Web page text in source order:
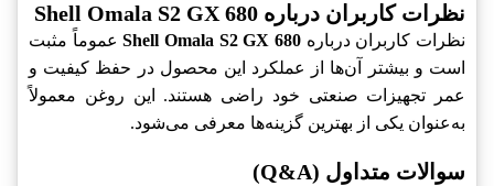
نظرات کاربران درباره Shell Omala S2 GX 680
نظرات کاربران درباره Shell Omala S2 GX 680عموماً مثبت
است و بیشتر آن‌ها از عملکرد این محصول در حفظ کیفیت و
عمر تجهیزات صنعتی خود راضی هستند. این روغن معمولاً
به‌عنوان یکی از بهترین گزینه‌ها معرفی می‌شود.
سوالات متداول (Q&A)